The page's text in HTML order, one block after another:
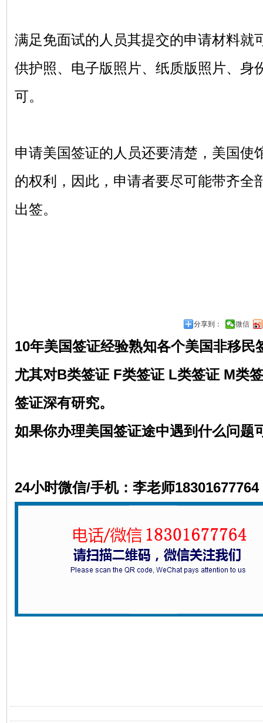
满足免面试的人员其提交的申请材料就
供护照、电子版照片、纸质版照片、身
可。
申请美国签证的人员还要清楚，美国使
的权利，因此，申请者要尽可能带齐全
出签。
分享到： 微信
10年美国签证经验熟知各个美国非移民
尤其对B类签证 F类签证 L类签证 M类
签证深有研究。
如果你办理美国签证途中遇到什么问题
24小时微信/手机：李老师18301677764